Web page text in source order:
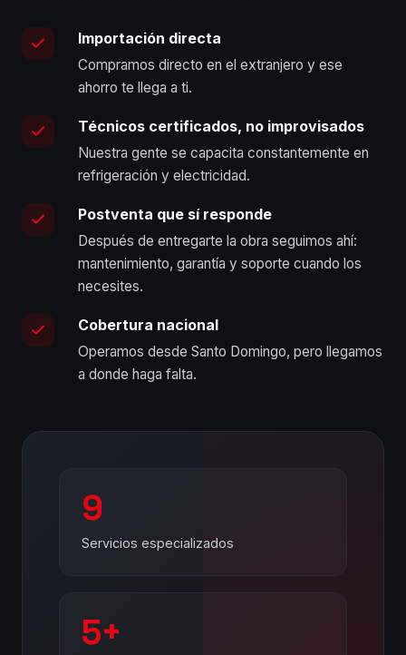
Importación directa
Compramos directo en el extranjero y ese
ahorro te llega a ti.
Técnicos certificados, no improvisados
Nuestra gente se capacita constantemente en
refrigeración y electricidad.
Postventa que sí responde
Después de entregarte la obra seguimos ahí:
mantenimiento, garantía y soporte cuando los
necesites.
Cobertura nacional
Operamos desde Santo Domingo, pero llegamos
a donde haga falta.
9
Servicios especializados
5+